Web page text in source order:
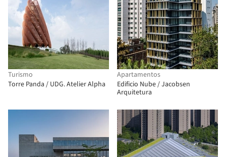
Turismo
Torre Panda / UDG. Atelier Alpha
Apartamentos
Edificio Nube / Jacobsen
Arquitetura